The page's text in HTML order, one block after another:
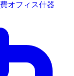
オフィス什器